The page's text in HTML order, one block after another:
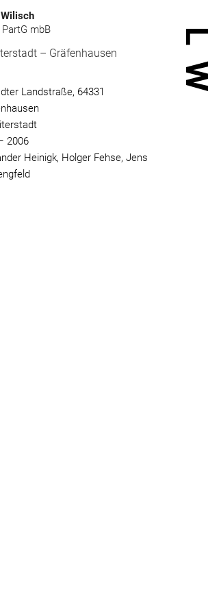
mbB
– Gräfenhausen
Landstraße, 64331
2006
Heinigk, Holger Fehse, Jens